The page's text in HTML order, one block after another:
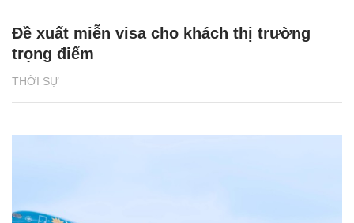
THỜI SỰ
Đề xuất miễn visa cho khách thị trường
trọng điểm